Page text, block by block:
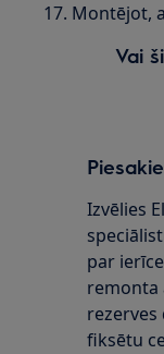
17. Montējot,
Vai
Izvēlies
par
remonta
rezerves
fiksētu